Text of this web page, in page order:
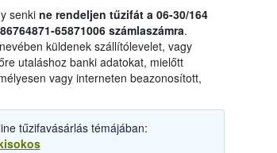
senki ne rendeljen tűzifát a 06-30/164
65871006 számlaszámra.
küldenek szállítólevelet, vagy
utaláshoz banki adatokat, mielőtt
vagy interneten beazonosított,
tűzifavásárlás témájában: